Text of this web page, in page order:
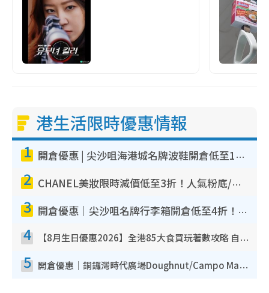
港生活限時優惠情報
1 開倉優惠 | 尖沙咀海港城名牌波鞋開倉低至1折！On鞋$899起／Joy&Peace鞋履$98起
2 CHANEL美妝限時減價低至3折！人氣粉底/唇膏/精華液低至$275！COCO香水都有平
3 開倉優惠｜尖沙咀名牌行李箱開倉低至4折！一連5日 American Tourister/ace./Hallmark $200起！
4 【8月生日優惠2026】全港85大食買玩著數攻略 自助餐/火鍋放題同行免費＋誠品/DONKI送現金券
5 開倉優惠｜銅鑼灣時代廣場Doughnut/Campo Marzio開倉低至1折！背囊、書包、手袋劈價$200起